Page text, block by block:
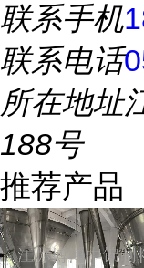
联系手机
联系电话
所在地址
188号
推荐产品